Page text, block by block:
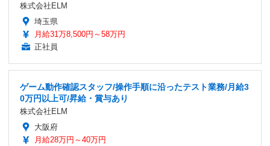
株式会社ELM
埼玉県
月給31万8,500円～58万円
正社員
ゲーム動作確認スタッフ/操作手順に沿ったテスト業務/月給3
0万円以上可/昇給・賞与あり
株式会社ELM
大阪府
月給28万円～40万円